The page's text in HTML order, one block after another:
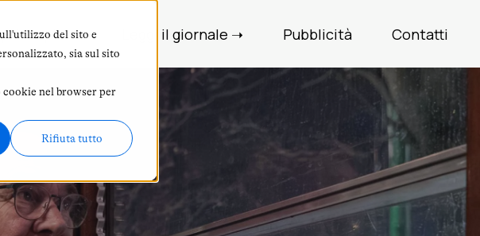
del sito e
sia sul sito
nel browser per
Rifiuta tutto
piano Leggi il giornale ➝ Pubblicità Contatti